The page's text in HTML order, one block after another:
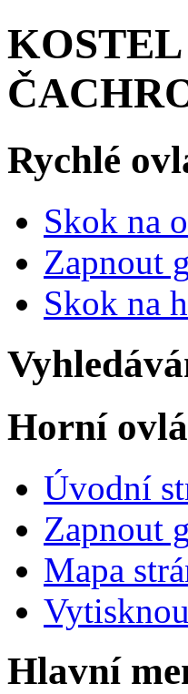
KOSTEL
Rychlé
Skok na
Zapnout
Skok na
Horní
Úvodní
Zapnout
Mapa
Hlavní